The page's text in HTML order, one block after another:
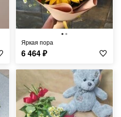
Яркая пора
6 464₽